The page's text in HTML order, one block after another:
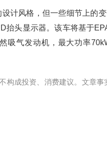
计风格，但一些细节上的
抬头显示器。该车将基于
吸气发动机，最大功率
构成投资、消费建议。文章